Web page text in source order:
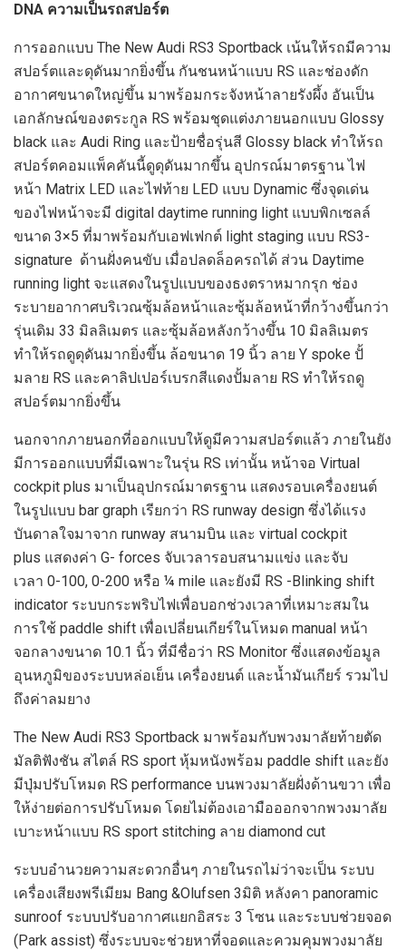
DNA ความเป็นรถสปอร์ต
การออกแบบ The New Audi RS3 Sportback เน้นให้รถมีความ
สปอร์ตและดุดันมากยิ่งขึ้น กันชนหน้าแบบ RS และช่องดัก
อากาศขนาดใหญ่ขึ้น มาพร้อมกระจังหน้าลายรังผึ้ง อันเป็น
เอกลักษณ์ของตระกูล RS พร้อมชุดแต่งภายนอกแบบ Glossy
black และ Audi Ring และป้ายชื่อรุ่นสี Glossy black ทำให้รถ
สปอร์ตคอมแพ็คคันนี้ดูดุดันมากขึ้น อุปกรณ์มาตรฐาน ไฟ
หน้า Matrix LED และไฟท้าย LED แบบ Dynamic ซึ่งจุดเด่น
ของไฟหน้าจะมี digital daytime running light แบบพิกเซลล์
ขนาด 3×5 ที่มาพร้อมกับเอฟเฟกต์ light staging แบบ RS3-
signature ด้านฝั่งคนขับ เมื่อปลดล็อครถได้ ส่วน Daytime
running light จะแสดงในรูปแบบของธงตราหมากรุก ช่อง
ระบายอากาศบริเวณซุ้มล้อหน้าและซุ้มล้อหน้าที่กว้างขึ้นกว่า
รุ่นเดิม 33 มิลลิเมตร และซุ้มล้อหลังกว้างขึ้น 10 มิลลิเมตร
ทำให้รถดูดุดันมากยิ่งขึ้น ล้อขนาด 19 นิ้ว ลาย Y spoke ปั้
มลาย RS และคาลิปเปอร์เบรกสีแดงปั้มลาย RS ทำให้รถดู
สปอร์ตมากยิ่งขึ้น
นอกจากภายนอกที่ออกแบบให้ดูมีความสปอร์ตแล้ว ภายในยัง
มีการออกแบบที่มีเฉพาะในรุ่น RS เท่านั้น หน้าจอ Virtual
cockpit plus มาเป็นอุปกรณ์มาตรฐาน แสดงรอบเครื่องยนต์
ในรูปแบบ bar graph เรียกว่า RS runway design ซึ่งได้แรง
บันดาลใจมาจาก runway สนามบิน และ virtual cockpit
plus แสดงค่า G- forces จับเวลารอบสนามแข่ง และจับ
เวลา 0-100, 0-200 หรือ ¼ mile และยังมี RS -Blinking shift
indicator ระบบกระพริบไฟเพื่อบอกช่วงเวลาที่เหมาะสมใน
การใช้ paddle shift เพื่อเปลี่ยนเกียร์ในโหมด manual หน้า
จอกลางขนาด 10.1 นิ้ว ที่มีชื่อว่า RS Monitor ซึ่งแสดงข้อมูล
อุนหภูมิของระบบหล่อเย็น เครื่องยนต์ และน้ำมันเกียร์ รวมไป
ถึงค่าลมยาง
The New Audi RS3 Sportback มาพร้อมกับพวงมาลัยท้ายตัด
มัลติฟังชัน สไตล์ RS sport หุ้มหนังพร้อม paddle shift และยัง
มีปุ่มปรับโหมด RS performance บนพวงมาลัยฝั่งด้านขวา เพื่อ
ให้ง่ายต่อการปรับโหมด โดยไม่ต้องเอามือออกจากพวงมาลัย
เบาะหน้าแบบ RS sport stitching ลาย diamond cut
ระบบอำนวยความสะดวกอื่นๆ ภายในรถไม่ว่าจะเป็น ระบบ
เครื่องเสียงพรีเมียม Bang &Olufsen 3มิติ หลังคา panoramic
sunroof ระบบปรับอากาศแยกอิสระ 3 โซน และระบบช่วยจอด
(Park assist) ซึ่งระบบจะช่วยหาที่จอดและควมคุมพวงมาลัย